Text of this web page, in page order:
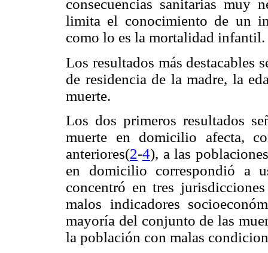
consecuencias sanitarias muy
limita el conocimiento de un
como lo es la mortalidad infantil.
Los resultados más destacables
de residencia de la madre, la
muerte.
Los dos primeros resultados
muerte en domicilio afecta,
anteriores(2-4), a las
en domicilio correspondió a
concentró en tres
malos indicadores
mayoría del conjunto de las
la población con malas